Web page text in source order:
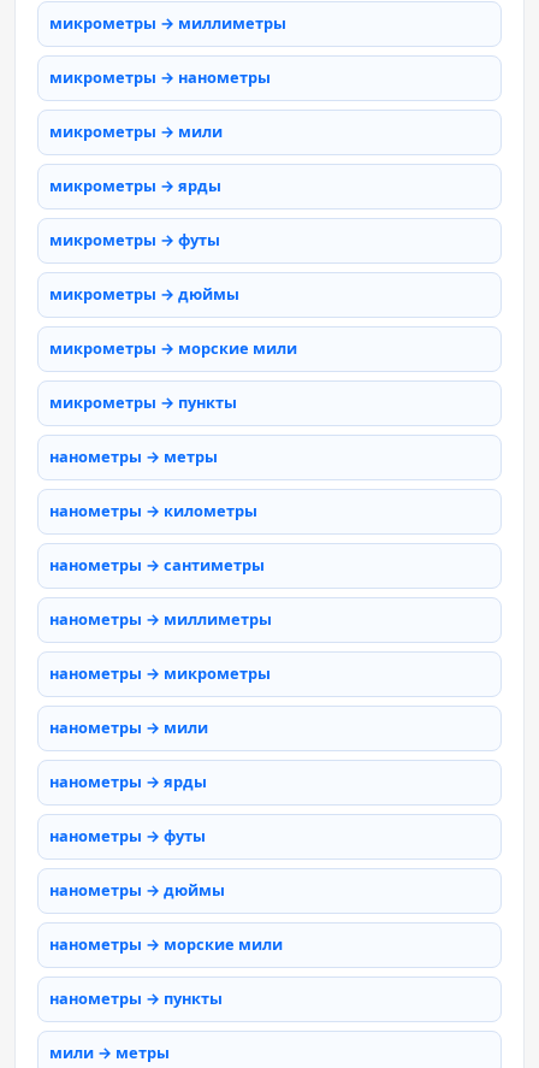
микрометры → миллиметры
микрометры → нанометры
микрометры → мили
микрометры → ярды
микрометры → футы
микрометры → дюймы
микрометры → морские мили
микрометры → пункты
нанометры → метры
нанометры → километры
нанометры → сантиметры
нанометры → миллиметры
нанометры → микрометры
нанометры → мили
нанометры → ярды
нанометры → футы
нанометры → дюймы
нанометры → морские мили
нанометры → пункты
мили → метры